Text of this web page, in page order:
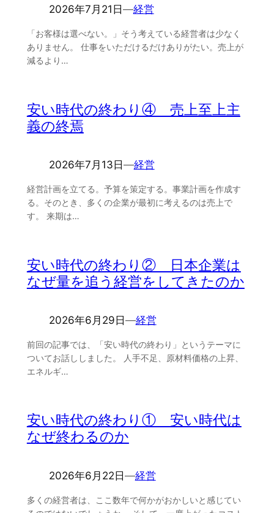
2026年7月21日―経営
「お客様は選べない。」そう考えている経営者は少なく
ありません。 仕事をいただけるだけありがたい。売上が
減るより…
安い時代の終わり④ 売上至上主
義の終焉
2026年7月13日―経営
経営計画を立てる。予算を策定する。事業計画を作成す
る。そのとき、多くの企業が最初に考えるのは売上で
す。 来期は…
安い時代の終わり② 日本企業は
なぜ量を追う経営をしてきたのか
2026年6月29日―経営
前回の記事では、「安い時代の終わり」というテーマに
ついてお話ししました。 人手不足、原材料価格の上昇、
エネルギ…
安い時代の終わり① 安い時代は
なぜ終わるのか
2026年6月22日―経営
多くの経営者は、ここ数年で何かがおかしいと感じてい